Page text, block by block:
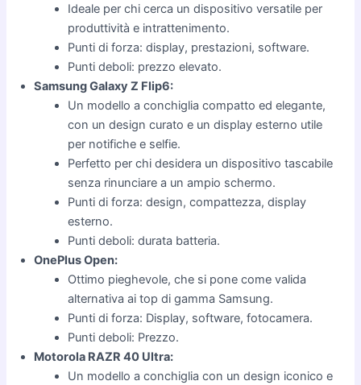
Ideale per chi cerca un dispositivo versatile per
produttività e intrattenimento.
Punti di forza: display, prestazioni, software.
Punti deboli: prezzo elevato.
Samsung Galaxy Z Flip6:
Un modello a conchiglia compatto ed elegante,
con un design curato e un display esterno utile
per notifiche e selfie.
Perfetto per chi desidera un dispositivo tascabile
senza rinunciare a un ampio schermo.
Punti di forza: design, compattezza, display
esterno.
Punti deboli: durata batteria.
OnePlus Open:
Ottimo pieghevole, che si pone come valida
alternativa ai top di gamma Samsung.
Punti di forza: Display, software, fotocamera.
Punti deboli: Prezzo.
Motorola RAZR 40 Ultra:
Un modello a conchiglia con un design iconico e